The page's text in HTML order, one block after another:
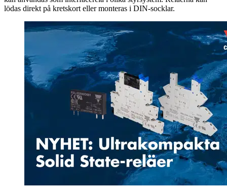
lödas direkt på kretskort eller monteras i DIN-socklar.